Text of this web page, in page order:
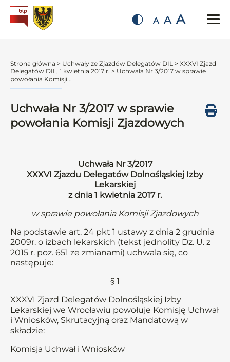
A A A
Strona główna > Uchwały ze Zjazdów Delegatów DIL > XXXVI Zjazd
Delegatów DIL, 1 kwietnia 2017 r. > Uchwała Nr 3/2017 w sprawie
powołania Komisji...
Uchwała Nr 3/2017 w sprawie
powołania Komisji Zjazdowych
Uchwała Nr 3/2017
XXXVI Zjazdu Delegatów Dolnośląskiej Izby
Lekarskiej
z dnia 1 kwietnia 2017 r.
w sprawie powołania Komisji Zjazdowych
Na podstawie art. 24 pkt 1 ustawy z dnia 2 grudnia
2009r. o izbach lekarskich (tekst jednolity Dz. U. z
2015 r. poz. 651 ze zmianami) uchwala się, co
następuje:
§ 1
XXXVI Zjazd Delegatów Dolnośląskiej Izby
Lekarskiej we Wrocławiu powołuje Komisję Uchwał
i Wniosków, Skrutacyjną oraz Mandatową w
składzie:
Komisja Uchwał i Wniosków